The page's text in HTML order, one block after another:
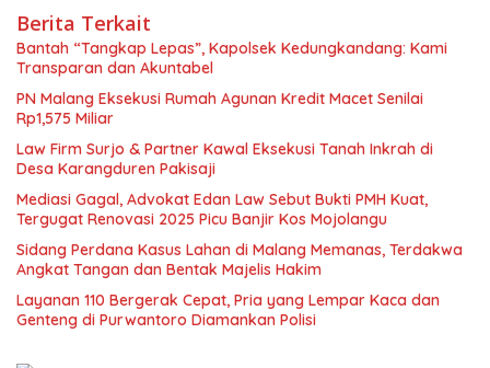
Berita Terkait
Bantah “Tangkap Lepas”, Kapolsek Kedungkandang: Kami
Transparan dan Akuntabel
PN Malang Eksekusi Rumah Agunan Kredit Macet Senilai
Rp1,575 Miliar
Law Firm Surjo & Partner Kawal Eksekusi Tanah Inkrah di
Desa Karangduren Pakisaji
Mediasi Gagal, Advokat Edan Law Sebut Bukti PMH Kuat,
Tergugat Renovasi 2025 Picu Banjir Kos Mojolangu
Sidang Perdana Kasus Lahan di Malang Memanas, Terdakwa
Angkat Tangan dan Bentak Majelis Hakim
Layanan 110 Bergerak Cepat, Pria yang Lempar Kaca dan
Genteng di Purwantoro Diamankan Polisi